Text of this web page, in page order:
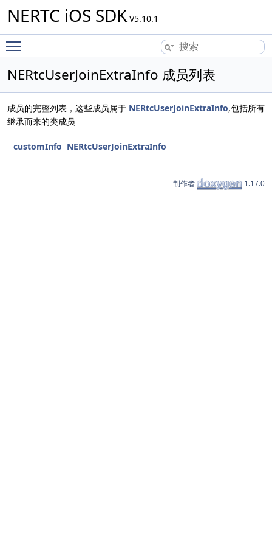
NERTC iOS SDK V5.10.1
NERtcUserJoinExtraInfo 成员列表
成员的完整列表，这些成员属于 NERtcUserJoinExtraInfo,包括所有
继承而来的类成员
customInfo NERtcUserJoinExtraInfo
制作者 1.17.0